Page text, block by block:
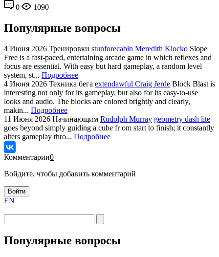
0
1090
Популярные вопросы
4 Июня 2026 Тренировки stunforecabin Meredith Klocko Slope
Free is a fast-paced, entertaining arcade game in which reflexes and
focus are essential. With easy but hard gameplay, a random level
system, st... Подробнее
4 Июня 2026 Техника бега extendawful Craig Jerde Block Blast is
interesting not only for its gameplay, but also for its easy-to-use
looks and audio. The blocks are colored brightly and clearly,
makin... Подробнее
11 Июня 2026 Начинающим Rudolph Murray geometry dash lite
goes beyond simply guiding a cube fr om start to finish; it constantly
alters gameplay thro... Подробнее
Комментарии0
Войдите, чтобы добавить комментарий
Войти
EN
Популярные вопросы